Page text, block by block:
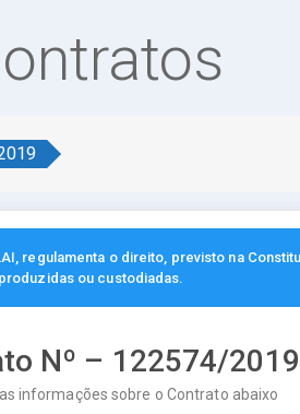
regulamenta o direito, previsto na
ou custodiadas.
Nº – 122574/2019
informações sobre o Contrato abaixo